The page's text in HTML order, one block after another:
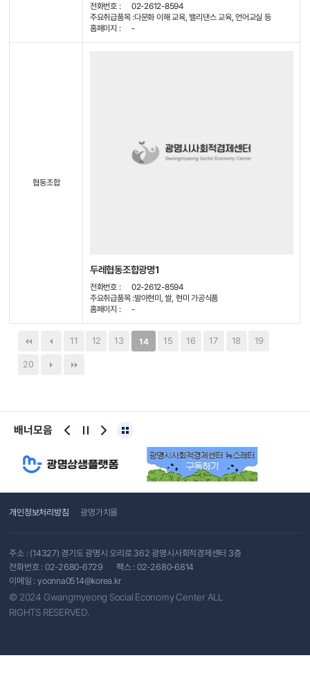
전화번호 :
02-2612-8594
주요취급품목 :다문화 이해 교육, 밸리댄스 교육, 언어교실 등
홈페이지 :
-
협동조합
두레협동조합광명1
전화번호 :
02-2612-8594
주요취급품목 :발아현미, 쌀, 현미 가공식품
홈페이지 :
-
11 12 13 14 15 16 17 18 19
20
배너모음
개인정보처리방침 광명가치몰
주소 : (14327) 경기도 광명시 오리로 362 광명시사회적경제센터 3층
전화번호 : 02-2680-6729
팩스 : 02-2680-6814
이메일 : yoonna0514@korea.kr
© 2024 Gwangmyeong Social Economy Center ALL
RIGHTS RESERVED.